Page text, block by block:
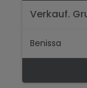
Verkauf.
Benissa